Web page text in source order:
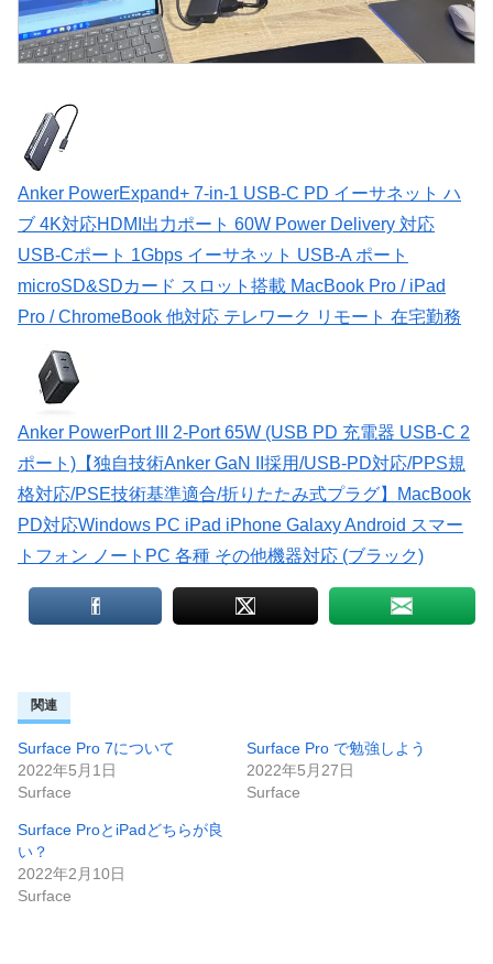
Anker PowerExpand+ 7-in-1 USB-C PD イーサネット ハ
ブ 4K対応HDMI出力ポート 60W Power Delivery 対応
USB-Cポート 1Gbps イーサネット USB-A ポート
microSD&SDカード スロット搭載 MacBook Pro / iPad
Pro / ChromeBook 他対応 テレワーク リモート 在宅勤務
Anker PowerPort III 2-Port 65W (USB PD 充電器 USB-C 2
ポート)【独自技術Anker GaN II採用/USB-PD対応/PPS規
格対応/PSE技術基準適合/折りたたみ式プラグ】MacBook
PD対応Windows PC iPad iPhone Galaxy Android スマー
トフォン ノートPC 各種 その他機器対応 (ブラック)
関連
Surface Pro 7について
2022年5月1日
Surface
Surface Pro で勉強しよう
2022年5月27日
Surface
Surface ProとiPadどちらが良
い？
2022年2月10日
Surface